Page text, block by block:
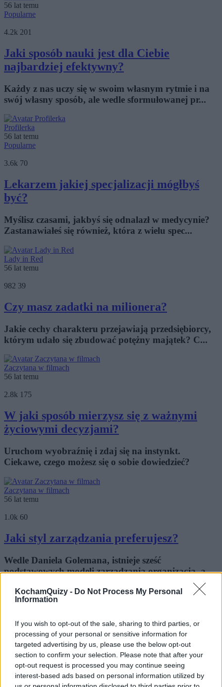
KochamQuizy - Do Not Process My Personal
Information
If you wish to opt-out of the sale, sharing to third parties, or
processing of your personal or sensitive information for
targeted advertising by us, please use the below opt-out
section to confirm your selection. Please note that after your
opt-out request is processed you may continue seeing
interest-based ads based on personal information utilized by
56 lat temu
Popularne
4.2k 201
Jaki sposób nauki jest dla Ciebie
najbardziej efektywny?
Każdy z nas uczy się w swoim własnym rytmie i na
swój własny sposób, ale wedle sformułowanej pr...
Profilerka
56 lat temu
Popularne
3.6k 70
Lekarzem jakiej specjalizacji mógłbyś
być?
Myślisz czasami, jakbyś się odnalazł w medycynie?
Zastanawiałeś się również, która z wielu spec...
Lady in Red
56 lat temu
982 39
Czy masz zadatki na milionera?
Jakie cechy charakteru przejawiają przedsiębiorcy,
którym udało się zbudować potężny majątek? C...
Zaczytana w filmach
56 lat temu
2.8k 175
W jaki sposób mierzysz się z ważnymi
życiowymi decyzjami?
Uruchom wyobraźnię i zdaj się na instynkt.
Ciekawe, czego możesz się o sobie dowiedzieć?
Zaczytana w filmach
56 lat temu
1.0k 60
Jaki styl zarządzania preferujesz?
Wedle Daniela Golemana, istnieje sześć
podstawowych modeli zarządzania organizacją, a
2.5k 195
Czy jesteś otwarty na nowe
doświadczenia?